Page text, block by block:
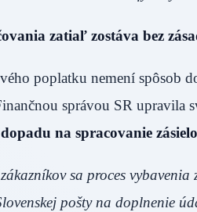
zatiaľ zostáva bez
poplatku nemení spôsob
správou SR upravila
na spracovanie
sa proces
pošty na doplnenie